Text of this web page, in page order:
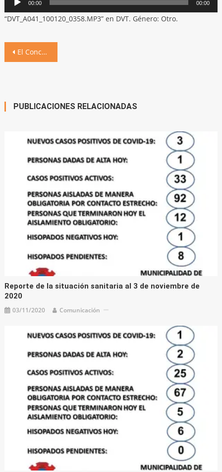
de
audio
00:00 00:00
“DVT_A041_100120_0358.MP3” en DVT. Género: Otro.
Navegación
El Concejo aprobó tres ordenanzas: adelanto de coparticipación, obra en hospital y beca estudiantil
PUBLICACIONES RELACIONADAS
Reporte de la situación sanitaria al 3 de noviembre de
2020
03/11/2020 Comunicación